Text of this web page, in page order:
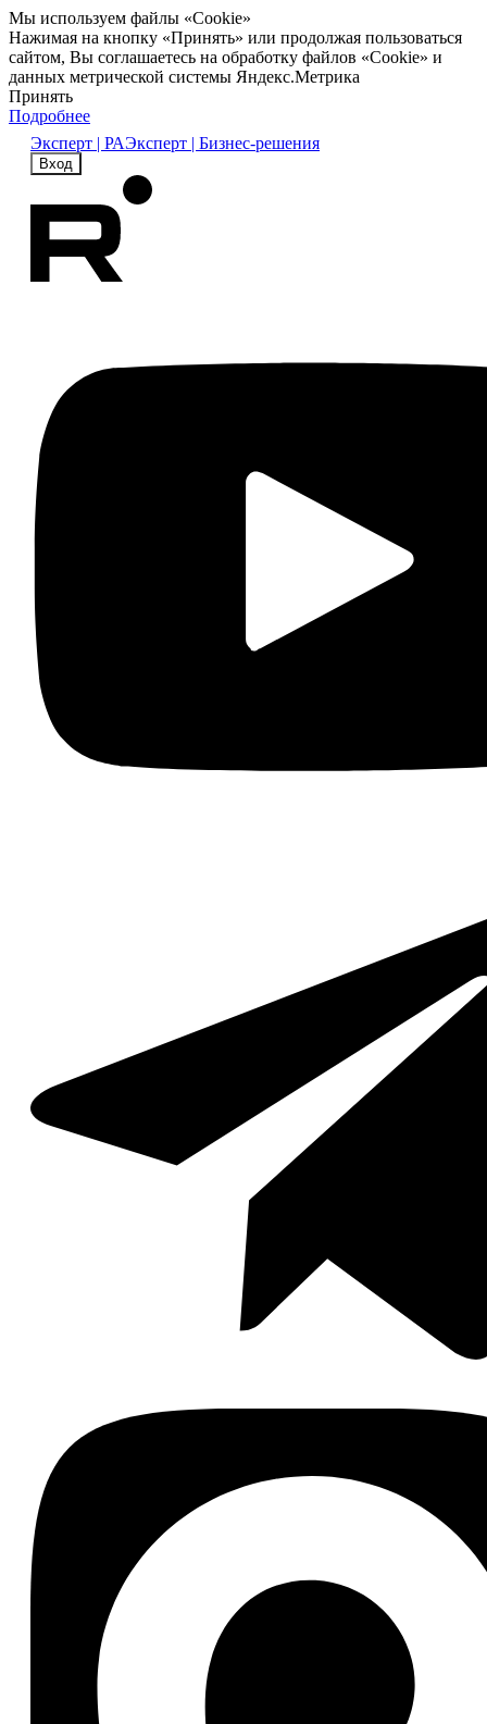
Мы используем файлы «Cookie»
Нажимая на кнопку «Принять» или продолжая пользоваться
сайтом, Вы соглашаетесь на обработку файлов «Cookie» и
данных метрической системы Яндекс.Метрика
Принять
Подробнее
Эксперт | РАЭксперт | Бизнес-решения
Вход